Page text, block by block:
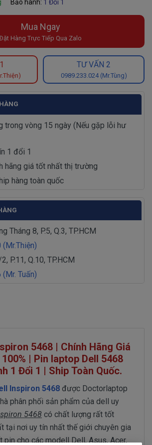
Bảo hành: 1 Đổi 1
Mua Ngay
Hàng Trực Tiếp Qua Zalo
TƯ VẤN 2
0989.233.024 (Mr.Tùng)
trong vòng 15 ngày (Nếu gặp lỗi hư
1 đổi 1
hãng giá tốt nhất thị trường
hàng toàn quốc
Tháng 8, P.5, Q.3, TP.HCM
P.11, Q.10, TP.HCM
Tuấn)
5468 | Chính Hãng Giá
| Pin laptop Dell 5468
1 Đổi 1 | Ship Toàn Quốc.
Inspiron 5468 được Doctorlaptop
phân phối sản phẩm của dell uy
5468 có chất lượng rất tốt
tại nơi uy tín nhất thế giới chuyên gia
pin cho các modell Dell, Asus, Acer,